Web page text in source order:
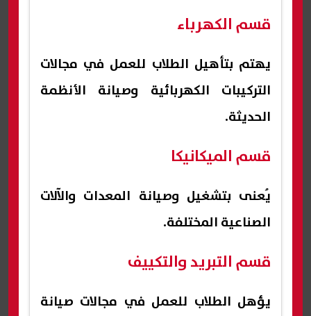
قسم الكهرباء
يهتم بتأهيل الطلاب للعمل في مجالات
التركيبات الكهربائية وصيانة الأنظمة
الحديثة.
قسم الميكانيكا
يُعنى بتشغيل وصيانة المعدات والآلات
الصناعية المختلفة.
قسم التبريد والتكييف
يؤهل الطلاب للعمل في مجالات صيانة